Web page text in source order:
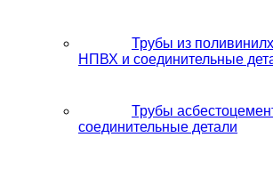
Трубы из
НПВХ и соединительные
Трубы
соединительные детали